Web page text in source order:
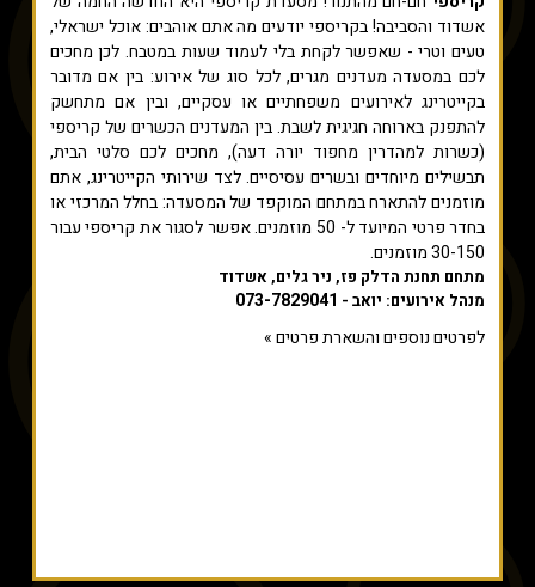
אשדוד והסביבה! בקריספי יודעים מה אתם אוהבים: אוכל ישראלי,
טעים וטרי - שאפשר לקחת בלי לעמוד שעות במטבח. לכן מחכים
לכם במסעדה מעדנים מגרים, לכל סוג של אירוע: בין אם מדובר
בקייטרינג לאירועים משפחתיים או עסקיים, ובין אם מתחשק
להתפנק בארוחה חגיגית לשבת. בין המעדנים הכשרים של קריספי
(כשרות למהדרין מחפוד יורה דעה), מחכים לכם סלטי הבית,
תבשילים מיוחדים ובשרים עסיסיים. לצד שירותי הקייטרינג, אתם
מוזמנים להתארח במתחם המוקפד של המסעדה: בחלל המרכזי או
בחדר פרטי המיועד ל- 50 מוזמנים. אפשר לסגור את קריספי עבור
30-150 מוזמנים.
מתחם תחנת הדלק פז, ניר גלים, אשדוד
מנהל אירועים: יואב - 073-7829041
לפרטים נוספים והשארת פרטים »